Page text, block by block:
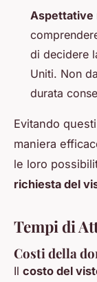
Aspettative
di decidere
Uniti. Non
durata
Evitando
maniera
le loro
richiesta del
Tempi di
Costi della
Il costo del